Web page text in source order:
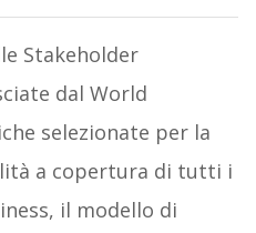
Stakeholder
dal World
selezionate per la
a copertura di tutti i
il modello di